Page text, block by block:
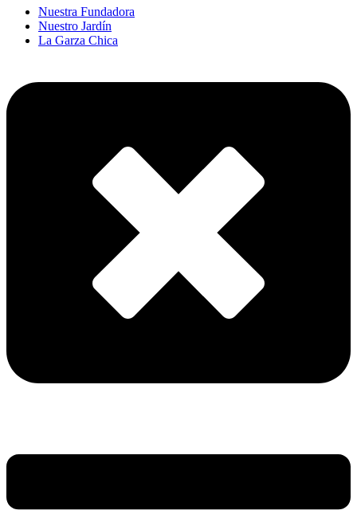
Nuestra Fundadora
Nuestro Jardín
La Garza Chica